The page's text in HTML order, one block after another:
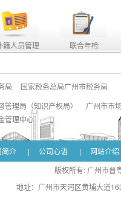
籍人员管理 联合年检
局 国家税务总局广州市税务局
管理局（知识产权局）
广州市市
管理中心
简介 | 公司心语 |
网站介绍
版权所有: 广州市普
地址：广州市天河区黄埔大道